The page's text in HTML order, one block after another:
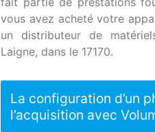
vous avez acheté votre
un distributeur de
Laigne, dans le 17170.
La configuration d’un
l’acquisition avec